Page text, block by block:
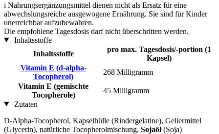
i Nahrungsergänzungsmittel dienen nicht als Ersatz für eine
abwechslungsreiche ausgewogene Ernährung. Sie sind für Kinder
unerreichbar aufzubewahren.
Die empfohlene Tagesdosis darf nicht überschritten werden.
Inhaltsstoffe
Inhaltsstoffe
pro max. Tagesdosis/-portion (1
Kapsel)
Vitamin E (d-alpha-
Tocopherol)
268 Milligramm
Vitamin E (gemischte
Tocopherole)
45 Milligramm
Zutaten
D-Alpha-Tocopherol, Kapselhülle (Rindergelatine), Geliermittel
(Glycerin), natürliche Tocopherolmischung, Sojaöl (Soja)